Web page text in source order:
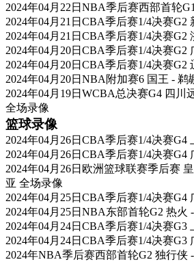
2024年04月22日NBA季后赛西部首轮
2024年04月21日CBA季后赛1/4决赛G2
2024年04月21日CBA季后赛1/4决赛G2
2024年04月20日CBA季后赛1/4决赛G2
2024年04月20日CBA季后赛1/4决赛G2
2024年04月20日NBA附加赛6 国王 - 鹈
2024年04月19日WCBA总决赛G4 四川
全场录像
篮球录像
2024年04月26日CBA季后赛1/4决赛G4
2024年04月26日CBA季后赛1/4决赛G4
2024年04月26日欧洲篮球联赛季后赛
亚 全场录像
2024年04月25日CBA季后赛1/4决赛G4
2024年04月25日NBA东部首轮G2 热火
2024年04月24日CBA季后赛1/4决赛G3
2024年04月24日CBA季后赛1/4决赛G3
2024年NBA季后赛西部首轮G2 独行侠